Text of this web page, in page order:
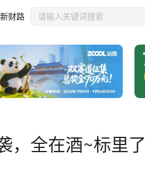
财路
，全在酒~标里了